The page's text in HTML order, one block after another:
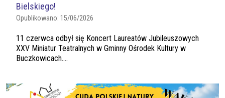
Bielskiego!
Opublikowano: 15/06/2026
11 czerwca odbył się Koncert Laureatów Jubileuszowych
XXV Miniatur Teatralnych w Gminny Ośrodek Kultury w
Buczkowicach....